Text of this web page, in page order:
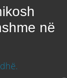
në